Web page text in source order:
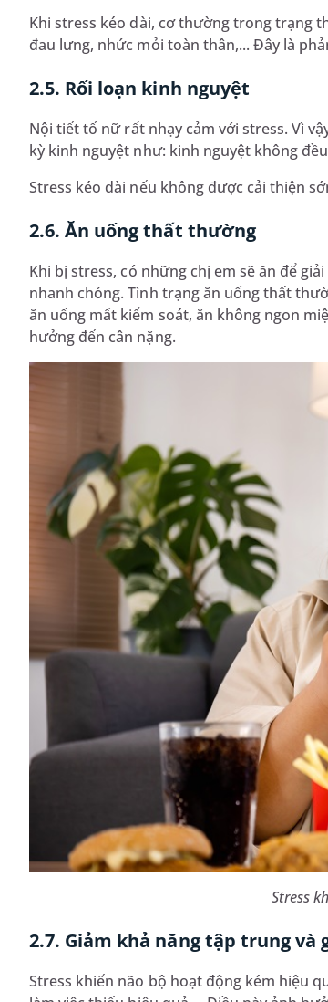
Khi stress kéo dài, cơ thường trong trạng
đau lưng, nhức mỏi toàn thân,... Đây là
2.5. Rối loạn kinh nguyệt
Nội tiết tố nữ rất nhạy cảm với stress. Vì
kỳ kinh nguyệt như: kinh nguyệt không
Stress kéo dài nếu không được cải thiện
2.6. Ăn uống thất thường
Khi bị stress, có những chị em sẽ ăn để
nhanh chóng. Tình trạng ăn uống thất
ăn uống mất kiểm soát, ăn không ngon
hưởng đến cân nặng.
Stress
2.7. Giảm khả năng tập trung và
Stress khiến não bộ hoạt động kém hiệu